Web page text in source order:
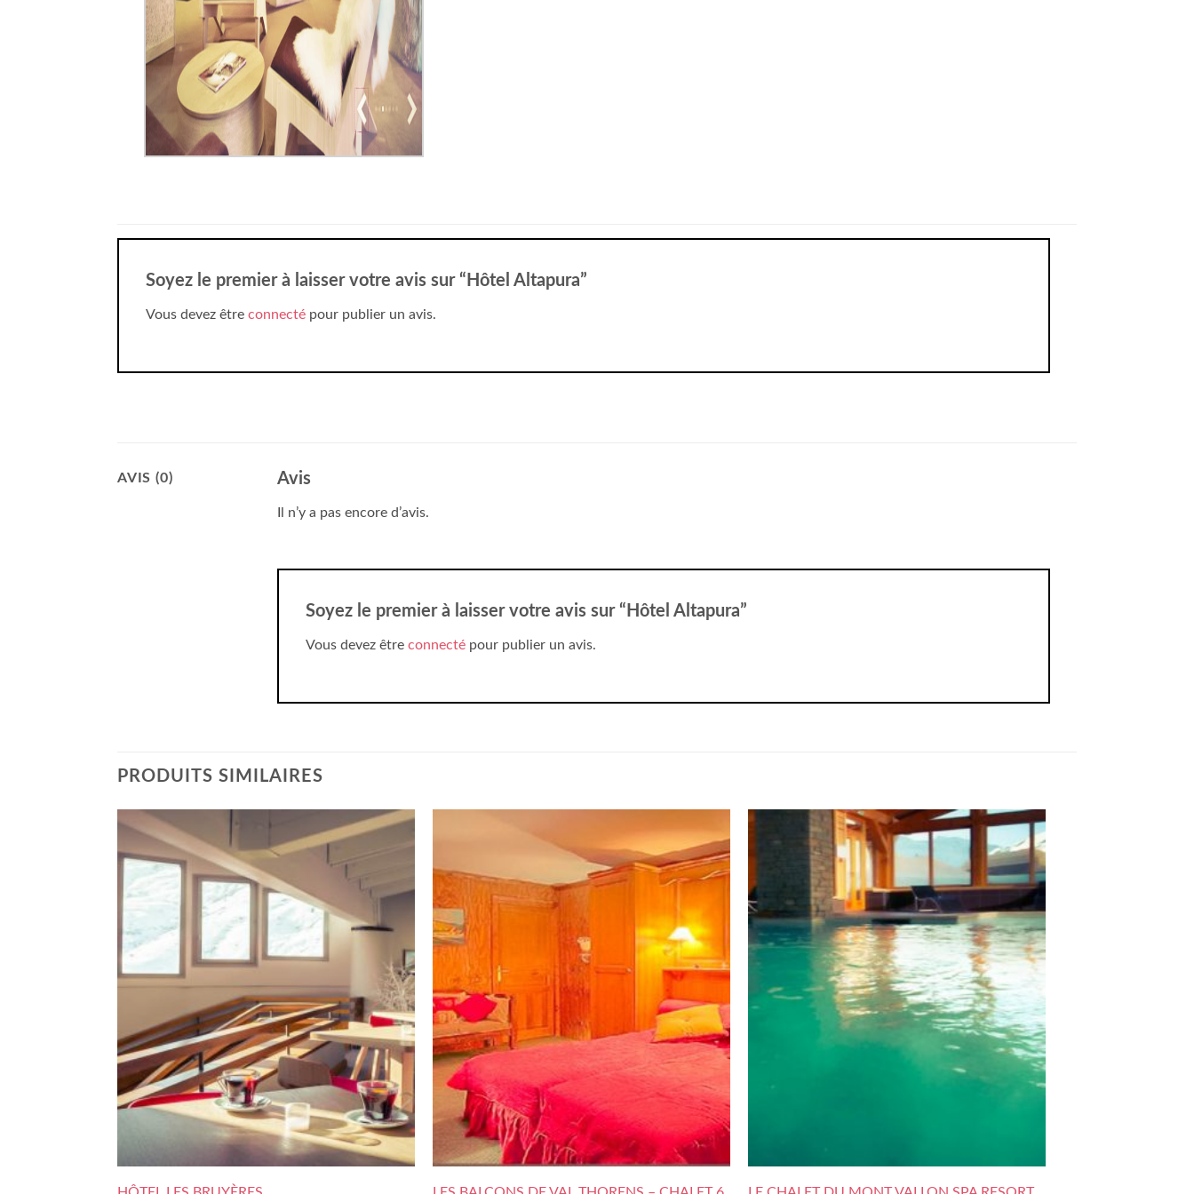
Soyez le premier à laisser votre avis sur “Hôtel Altapura”
Vous devez être connecté pour publier un avis.
AVIS (0) Avis
Il n’y a pas encore d’avis.
Soyez le premier à laisser votre avis sur “Hôtel Altapura”
Vous devez être connecté pour publier un avis.
PRODUITS SIMILAIRES